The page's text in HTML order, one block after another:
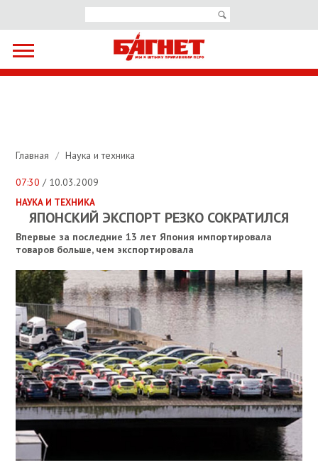
Главная / Наука и техника
07:30 / 10.03.2009
НАУКА И ТЕХНИКА
ЯПОНСКИЙ ЭКСПОРТ РЕЗКО СОКРАТИЛСЯ
Впервые за последние 13 лет Япония импортировала
товаров больше, чем экспортировала